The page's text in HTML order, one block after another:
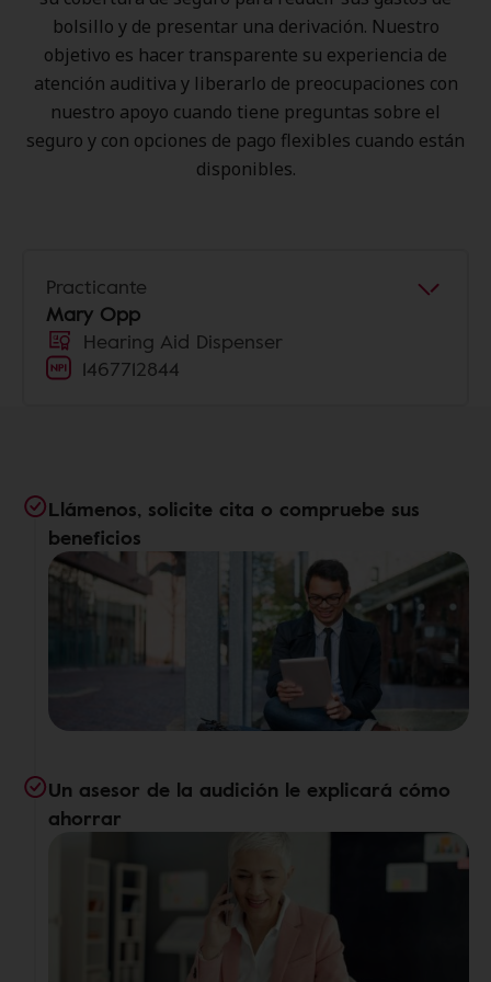
bolsillo y de presentar una derivación. Nuestro
objetivo es hacer transparente su experiencia de
atención auditiva y liberarlo de preocupaciones con
nuestro apoyo cuando tiene preguntas sobre el
seguro y con opciones de pago flexibles cuando están
disponibles.
Practicante
Mary Opp
Hearing Aid Dispenser
1467712844
Llámenos, solicite cita o compruebe sus
beneficios
Un asesor de la audición le explicará cómo
ahorrar